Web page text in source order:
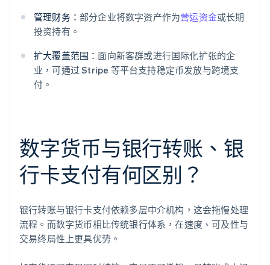
管理财务： 部分企业将数字资产作为营运资金或长期
投资持有。
扩大覆盖范围：面向新客群或进行国际化扩张的企
业，可通过 Stripe 等平台支持稳定币发放与跨境支
付。
数字货币与银行转账、银
行卡支付有何区别？
银行转账与银行卡支付依赖多层中介机构，这会拖慢处理
流程。而数字货币相比传统银行体系，在速度、可及性与
交易终局性上更具优势。